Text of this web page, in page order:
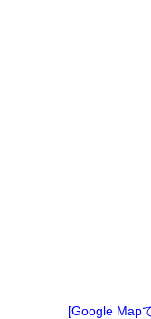
[Google Map